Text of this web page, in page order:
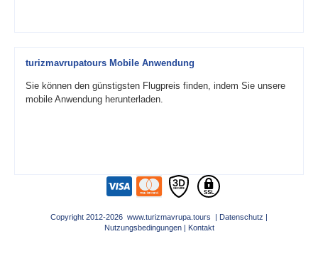
turizmavrupatours Mobile Anwendung
Sie können den günstigsten Flugpreis finden, indem Sie unsere
mobile Anwendung herunterladen.
Copyright 2012-2026 www.turizmavrupa.tours | Datenschutz |
Nutzungsbedingungen| Kontakt